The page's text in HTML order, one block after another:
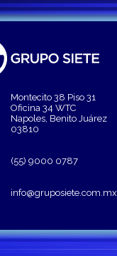
Montecito 38 Piso 31
Oficina 34 WTC
Napoles, Benito Juárez
03810
(55) 9000 0787
info@gruposiete.com.mx